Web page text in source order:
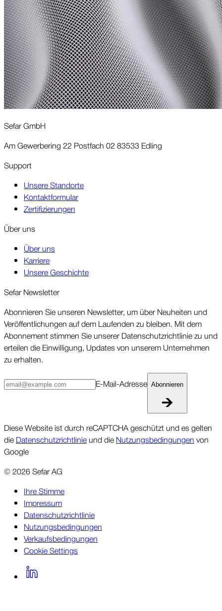
Sefar GmbH
Am Gewerbering 22 Postfach 02 83533 Edling
Support
Unsere Standorte
Kontaktformular
Zertifizierungen
Über uns
Über uns
Karriere
Unsere Geschichte
Sefar News­letter
Abonnieren Sie unseren News­letter, um über Neu­heiten und
Ver­öffent­lichungen auf dem Laufenden zu bleiben. Mit dem
Abonne­ment stimmen Sie unserer Daten­schutz­richt­linie zu und
erteilen die Ein­willigung, Updates von unserem Unter­nehmen
zu erhalten.
E-Mail-Ad­resse Abonnieren
Diese Website ist durch reCAPTCHA geschützt und es gelten
die Datenschutzrichtlinie und die Nutzungsbedingungen von
Google
©2026Sefar AG
Ihre Stimme
Impressum
Datenschutzrichtlinie
Nutzungsbedingungen
Verkaufsbedingungen
Cookie Settings